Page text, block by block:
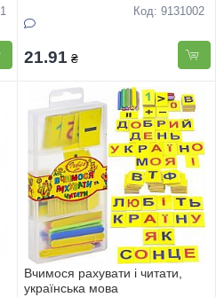
Код: 9131002
21.91 ₴
Вчимося рахувати і читати,
українська мова